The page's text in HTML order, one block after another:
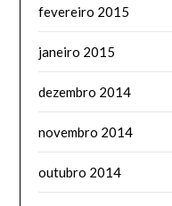
fevereiro 2015
janeiro 2015
dezembro 2014
novembro 2014
outubro 2014